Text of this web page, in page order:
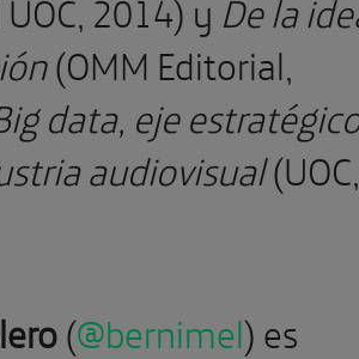
(OMM Editorial,
data, eje
audiovisual(UOC,
(@bernimel)es